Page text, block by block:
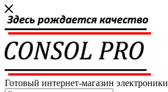
Готовый интернет-магазин электроники